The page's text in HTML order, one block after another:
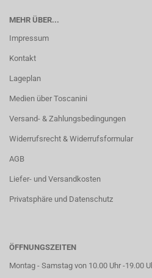
MEHR ÜBER...
Impressum
Kontakt
Lageplan
Medien über Toscanini
Versand- & Zahlungsbedingungen
Widerrufsrecht & Widerrufsformular
AGB
Liefer- und Versandkosten
Privatsphäre und Datenschutz
ÖFFNUNGSZEITEN
Montag - Samstag von 10.00 Uhr -19.00